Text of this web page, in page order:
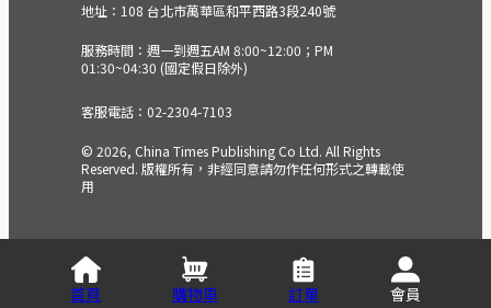
地址：108 台北市萬華區和平西路3段240號
服務時間：週一到週五AM 8:00~12:00；PM
01:30~04:30 (國定假日除外)
客服電話：02-2304-7103
© 2026, China Times Publishing Co Ltd. All Rights
Reserved. 版權所有，非經同意請勿作任何形式之轉載使
用
首頁 購物車 訂單 會員